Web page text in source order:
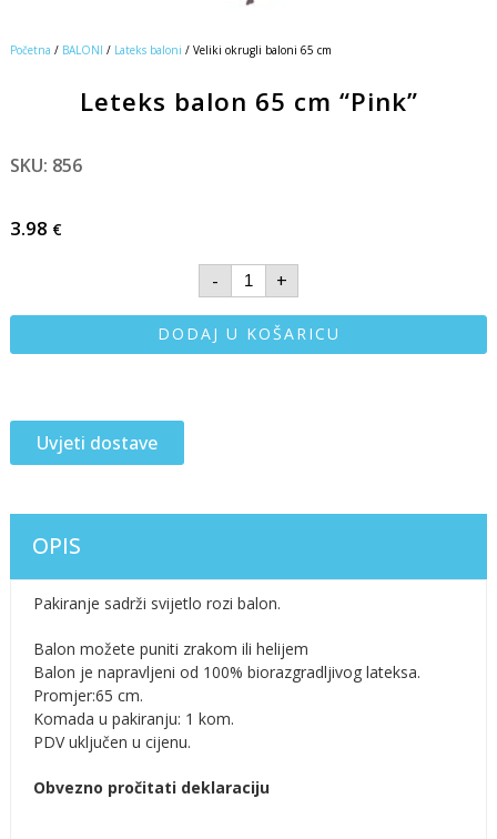
Početna / BALONI / Lateks baloni / Veliki okrugli baloni 65 cm
Leteks balon 65 cm “Pink”
SKU: 856
3.98 €
- +
DODAJ U KOŠARICU
Uvjeti dostave
OPIS
Pakiranje sadrži svijetlo rozi balon.
Balon možete puniti zrakom ili helijem
Balon je napravljeni od 100% biorazgradljivog lateksa.
Promjer:65 cm.
Komada u pakiranju: 1 kom.
PDV uključen u cijenu.
Obvezno pročitati deklaraciju